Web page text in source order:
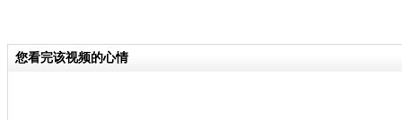
您看完该视频的心情